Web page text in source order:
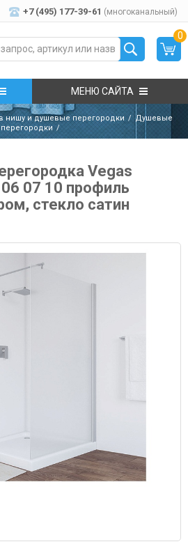
+7 (495) 177-39-61 (многоканальный)
0
МЕНЮ САЙТА
нишу и душевые перегородки
Душевые
перегородки
Vegas
07 10 профиль
стекло сатин